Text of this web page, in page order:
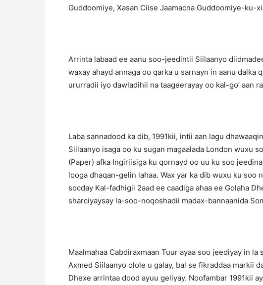
Guddoomiye, Xasan Ciise Jaamacna Guddoomiye-ku-
Arrinta labaad ee aanu soo-jeedintii Siilaanyo
waxay ahayd annaga oo qarka u sarnayn in aanu dalka
ururradii iyo dawladihii na taageerayay oo kal-go’ aan
Laba sannadood ka dib, 1991kii, intii aan lagu
Siilaanyo isaga oo ku sugan magaalada London wuxu
(Paper) afka Ingiriisiga ku qornayd oo uu ku soo
looga dhaqan-gelin lahaa. Wax yar ka dib wuxu ku soo
socday Kal-fadhigii 2aad ee caadiga ahaa ee Golaha
sharciyaysay la-soo-noqoshadii madax-bannaanida
Maalmahaa Cabdiraxmaan Tuur ayaa soo jeediyay in la
Axmed Siilaanyo olole u galay, bal se fikraddaa markii
Dhexe arrintaa dood ayuu geliyay. Noofambar 1991kii